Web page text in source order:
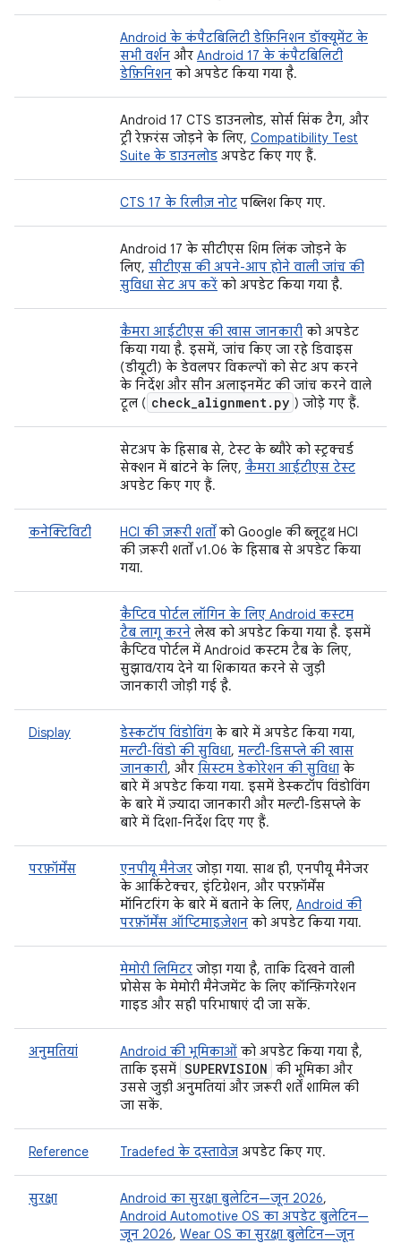
Android के कंपैटबिलिटी डेफ़िनिशन डॉक्यूमेंट के
सभी वर्शन और Android 17 के कंपैटबिलिटी
डेफ़िनिशन को अपडेट किया गया है.
Android 17 CTS डाउनलोड, सोर्स सिंक टैग, और
ट्री रेफ़रंस जोड़ने के लिए, Compatibility Test
Suite के डाउनलोड अपडेट किए गए हैं.
CTS 17 के रिलीज़ नोट पब्लिश किए गए.
Android 17 के सीटीएस शिम लिंक जोड़ने के
लिए, सीटीएस की अपने-आप होने वाली जांच की
सुविधा सेट अप करें को अपडेट किया गया है.
कैमरा आईटीएस की खास जानकारी को अपडेट
किया गया है. इसमें, जांच किए जा रहे डिवाइस
(डीयूटी) के डेवलपर विकल्पों को सेट अप करने
के निर्देश और सीन अलाइनमेंट की जांच करने वाले
टूल ( check_alignment. py ) जोड़े गए हैं.
सेटअप के हिसाब से, टेस्ट के ब्यौरे को स्ट्रक्चर्ड
सेक्शन में बांटने के लिए, कैमरा आईटीएस टेस्ट
अपडेट किए गए हैं.
कनेक्टिविटी HCI की ज़रूरी शर्तोंको Google की ब्लूटूथ HCI
की ज़रूरी शर्तों v1.06 के हिसाब से अपडेट किया
गया.
कैप्टिव पोर्टल लॉगिन के लिए Android कस्टम
टैब लागू करने लेख को अपडेट किया गया है. इसमें
कैप्टिव पोर्टल में Android कस्टम टैब के लिए,
सुझाव/राय देने या शिकायत करने से जुड़ी
जानकारी जोड़ी गई है.
Display डेस्कटॉप विंडोविंग के बारे में अपडेट किया गया,
मल्टी-विंडो की सुविधा, मल्टी-डिसप्ले की खास
जानकारी, और सिस्टम डेकोरेशन की सुविधा के
बारे में अपडेट किया गया. इसमें डेस्कटॉप विंडोविंग
के बारे में ज़्यादा जानकारी और मल्टी-डिसप्ले के
बारे में दिशा-निर्देश दिए गए हैं.
परफ़ॉर्मेंस एनपीयू मैनेजर जोड़ा गया. साथ ही, एनपीयू मैनेजर
के आर्किटेक्चर, इंटिग्रेशन, और परफ़ॉर्मेंस
मॉनिटरिंग के बारे में बताने के लिए, Android की
परफ़ॉर्मेंस ऑप्टिमाइज़ेशन को अपडेट किया गया.
मेमोरी लिमिटर जोड़ा गया है, ताकि दिखने वाली
प्रोसेस के मेमोरी मैनेजमेंट के लिए कॉन्फ़िगरेशन
गाइड और सही परिभाषाएं दी जा सकें.
अनुमतियां Android की भूमिकाओं को अपडेट किया गया है,
ताकि इसमें SUPERVISION की भूमिका और
उससे जुड़ी अनुमतियां और ज़रूरी शर्तें शामिल की
जा सकें.
Reference Tradefed के दस्तावेज़ अपडेट किए गए.
सुरक्षा Android का सुरक्षा बुलेटिन—जून 2026,
Android Automotive OS का अपडेट बुलेटिन—
जून 2026, Wear OS का सुरक्षा बुलेटिन—जून